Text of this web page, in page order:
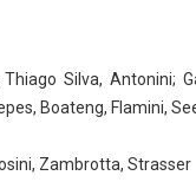
Silva, Antonini;
Boateng, Flamini,
Zambrotta, Strasser